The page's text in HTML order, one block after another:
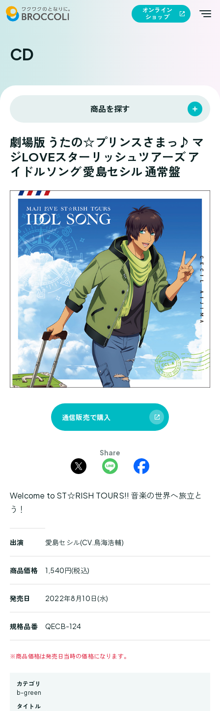
オンライン
ショップ
CD
商品を探す
劇場版 うたの☆プリンスさまっ♪ マ
ジLOVEスターリッシュツアーズ ア
イドルソング 愛島セシル 通常盤
通信販売で購入
Share
Welcome to ST☆RISH TOURS!! 音楽の世界へ旅立と
う！
品
詳
細
出演 愛島セシル(CV.鳥海浩輔)
商品価格 1,540円(税込)
発売日 2022年8月10日(水)
規格品番 QECB-124
※商品価格は発売日当時の価格になります。
カテゴリ
b-green
タイトル